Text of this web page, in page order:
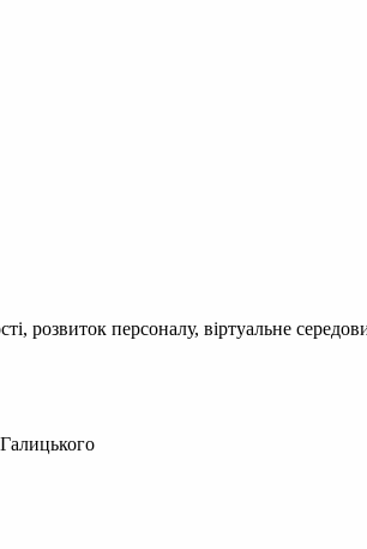
розвиток персоналу, віртуальне